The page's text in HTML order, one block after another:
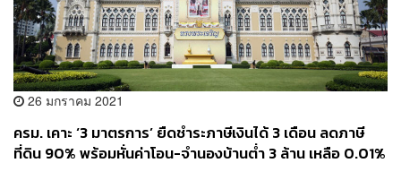
26 มกราคม 2021
ครม. เคาะ ‘3 มาตรการ’ ยืดชำระภาษีเงินได้ 3 เดือน ลดภาษี
ที่ดิน 90% พร้อมหั่นค่าโอน-จำนองบ้านต่ำ 3 ล้าน เหลือ 0.01%